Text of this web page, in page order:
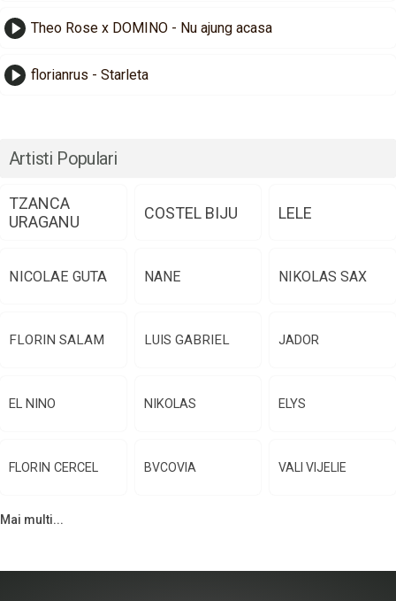
Theo Rose x DOMINO - Nu ajung acasa
florianrus - Starleta
Artisti Populari
TZANCA
URAGANU
COSTEL BIJU LELE
NICOLAE GUTA NANE NIKOLAS SAX
FLORIN SALAM LUIS GABRIEL JADOR
EL NINO NIKOLAS ELYS
FLORIN CERCEL BVCOVIA VALI VIJELIE
Mai multi...